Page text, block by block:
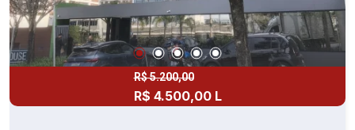
R$ 5.200,00
R$ 4.500,00 L